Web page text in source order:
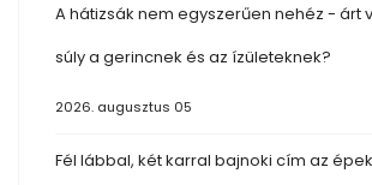
A hátizsák nem egyszerűen nehéz - árt
súly a gerincnek és az ízületeknek?
2026. augusztus 05
Fél lábbal, két karral bajnoki cím az